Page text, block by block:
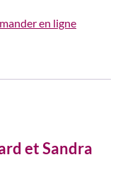
en ligne
et Sandra